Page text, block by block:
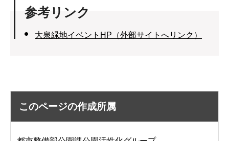
参考リンク
大泉緑地イベントHP（外部サイトへリンク）
このページの作成所属